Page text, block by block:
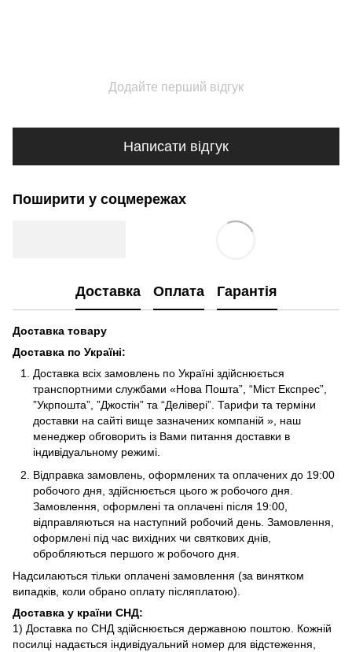
Додайте перший відгук
Написати відгук
Поширити у соцмережах
Доставка Оплата Гарантія
Доставка товару
Доставка по Україні:
Доставка всіх замовлень по Україні здійснюється
транспортними службами «Нова Пошта”, “Міст Експрес”,
”Укрпошта”, ”Джостін” та “Делівері”. Тарифи та терміни
доставки на сайті вище зазначених компаній », наш
менеджер обговорить із Вами питання доставки в
індивідуальному режимі.
Відправка замовлень, оформлених та оплачених до 19:00
робочого дня, здійснюється цього ж робочого дня.
Замовлення, оформлені та оплачені після 19:00,
відправляються на наступний робочий день. Замовлення,
оформлені під час вихідних чи святкових днів,
обробляються першого ж робочого дня.
Надсилаються тільки оплачені замовлення (за винятком
випадків, коли обрано оплату післяплатою).
Доставка у країни СНД:
1) Доставка по СНД здійснюється державною поштою. Кожній
посилці надається індивідуальний номер для відстеження,